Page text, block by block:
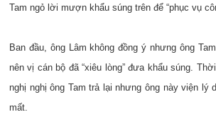
Tam ngỏ lời mượn khẩu súng trên để “phục vụ
Ban đầu, ông Lâm không đồng ý nhưng ông
nên vị cán bộ đã “xiêu lòng” đưa khẩu súng.
nghị nghị ông Tam trả lại nhưng ông này viện lý
mất.